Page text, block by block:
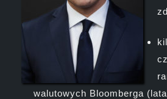
walutowych Bloomberga